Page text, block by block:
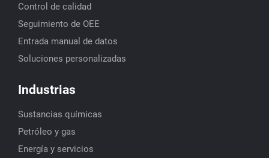
Control de calidad
Seguimiento de OEE
Entrada manual de datos
Soluciones personalizadas
Industrias
Sustancias químicas
Petróleo y gas
Energía y servicios